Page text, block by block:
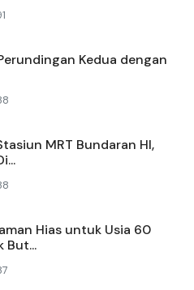
Kedua dengan
MRT Bundaran HI,
Hias untuk Usia 60
But...